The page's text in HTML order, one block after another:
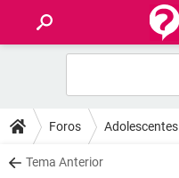
FOROS
SALUD
Foros Adolescentes
Tema Anterior